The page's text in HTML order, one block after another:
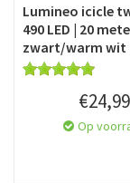
Lumineo icicle
490 LED | 20
zwart/warm wit
€24,99
Op